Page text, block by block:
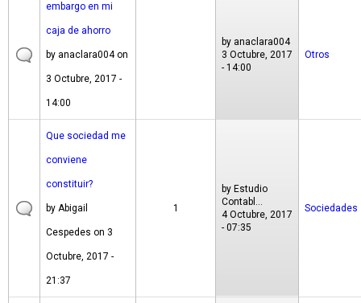
embargo en mi
caja de ahorro
by anaclara004on
3 Octubre, 2017 -
14:00
by anaclara004
3 Octubre, 2017
- 14:00
Otros
Que sociedad me
conviene
constituir?
by Abigail
Cespedes on 3
Octubre, 2017 -
21:37
1
by Estudio
Contabl...
4 Octubre, 2017
- 07:35
Sociedades